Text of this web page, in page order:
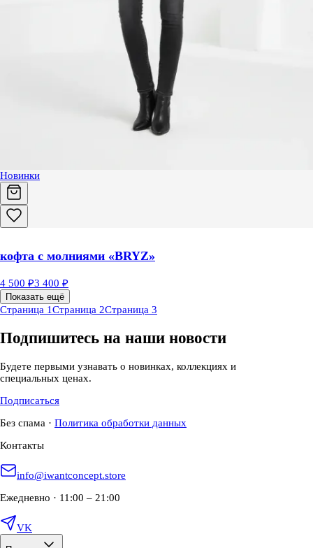
Новинки
кофта с молниями «BRYZ»
4 500 ₽3 400 ₽
Показать ещё
Страница 1Страница 2Страница 3
Подпишитесь на наши новости
Будете первыми узнавать о новинках, коллекциях и
специальных ценах.
Подписаться
Без спама · Политика обработки данных
Контакты
info@iwantconcept.store
Ежедневно · 11:00 – 21:00
VK